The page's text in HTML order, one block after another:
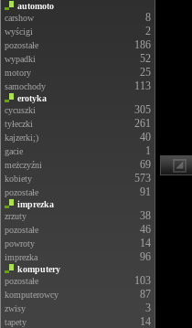
automoto
carshow
8
wyścigi 2
pozostałe 186
wypadki 52
motory 25
samochody 113
erotyka
cycuszki
305
tyłeczki 261
kajzerki;) 40
gacie 1
meżczyźni 69
kobiety 573
pozostałe 91
imprezka
zrzuty
38
pozostałe 46
powroty 14
imprezka 96
komputery
pozostałe
103
komputerowcy 87
zwisy 3
tapety 14